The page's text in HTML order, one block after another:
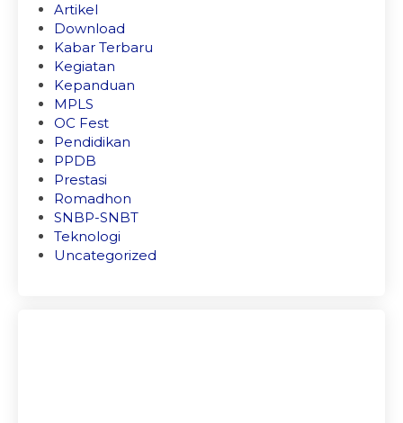
Artikel
Download
Kabar Terbaru
Kegiatan
Kepanduan
MPLS
OC Fest
Pendidikan
PPDB
Prestasi
Romadhon
SNBP-SNBT
Teknologi
Uncategorized